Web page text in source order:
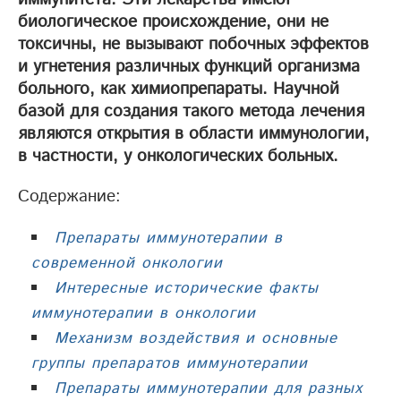
биологическое происхождение, они не
токсичны, не вызывают побочных эффектов
и угнетения различных функций организма
больного, как химиопрепараты. Научной
базой для создания такого метода лечения
являются открытия в области иммунологии,
в частности, у онкологических больных.
Содержание:
Препараты иммунотерапии в
современной онкологии
Интересные исторические факты
иммунотерапии в онкологии
Механизм воздействия и основные
группы препаратов иммунотерапии
Препараты иммунотерапии для разных